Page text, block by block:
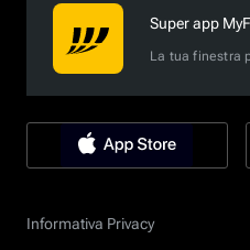
Super app
La tua finestra
Informativa Privacy